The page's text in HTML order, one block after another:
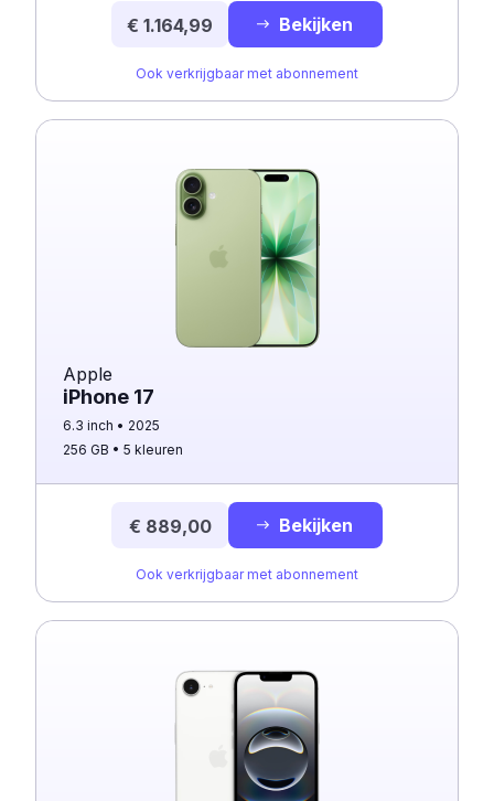
€ 1.164,99 Bekijken
Ook verkrijgbaar met abonnement
Apple
iPhone 17
6.3 inch
2025
256 GB
5 kleuren
€ 889,00 Bekijken
Ook verkrijgbaar met abonnement